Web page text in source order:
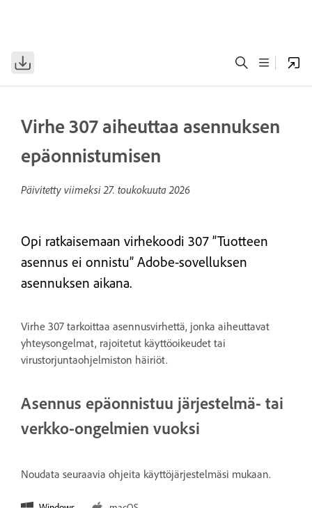
Virhe 307 aiheuttaa asennuksen
epäonnistumisen
Päivitetty viimeksi27. toukokuuta 2026
Opi ratkaisemaan virhekoodi 307 ”Tuotteen
asennus ei onnistu” Adobe-sovelluksen
asennuksen aikana.
Virhe 307 tarkoittaa asennusvirhettä, jonka aiheuttavat
yhteysongelmat, rajoitetut käyttöoikeudet tai
virustorjuntaohjelmiston häiriöt.
Asennus epäonnistuu järjestelmä- tai
verkko-ongelmien vuoksi
Noudata seuraavia ohjeita käyttöjärjestelmäsi mukaan.